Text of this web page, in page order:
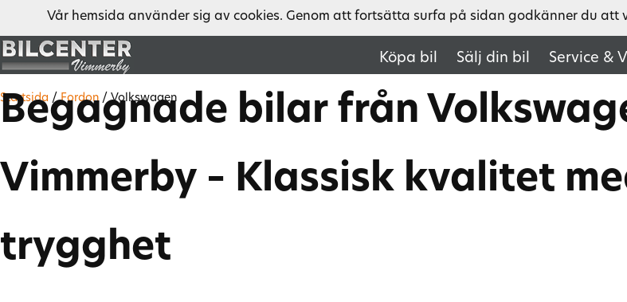
Köpa bil Sälj din bil Service &
Startsida /Fordon/Volkswagen
Begagnade bilar från
Vimmerby – Klassisk kvalitet
trygghet
Vår hemsida använder sig av cookies. Genom att fortsätta surfa på sidan godkänner du att